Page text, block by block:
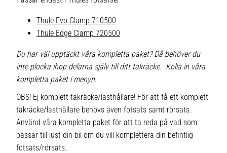
Thule Evo Clamp 710500
Thule Edge Clamp 720500
Du har väl upptäckt våra kompletta paket? Då behöver du
inte plocka ihop delarna själv till ditt takräcke. Kolla in våra
kompletta paket i menyn.
OBS! Ej komplett takräcke/lasthållare! För att få ett komplett
takräcke/lasthållare behövs även fotsats samt rörsats.
Använd våra kompletta paket för att ta reda på vad som
passar till just din bil om du vill komplettera din befintlig
fotsats/rörsats.